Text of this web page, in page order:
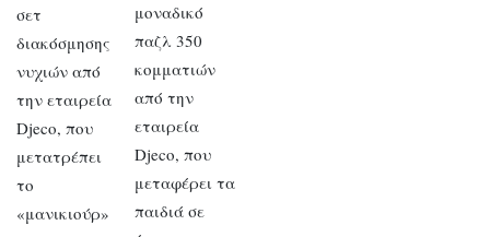
σετ
διακόσμησης
νυχιών από
την εταιρεία
Djeco, που
μετατρέπει
το
«μανικιούρ»
μοναδικό
παζλ 350
κομματιών
από την
εταιρεία
Djeco, που
μεταφέρει τα
παιδιά σε